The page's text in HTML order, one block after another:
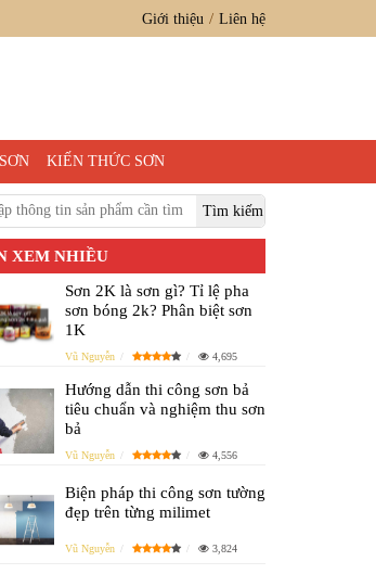
Giới thiệu Liên hệ
KIẾN THỨC SƠN
XEM NHIỀU
Sơn 2K là sơn gì? Tỉ lệ pha
sơn bóng 2k? Phân biệt sơn
1K
Vũ Nguyễn 4,695
Hướng dẫn thi công sơn bả
tiêu chuẩn và nghiệm thu sơn
bả
Vũ Nguyễn 4,556
Biện pháp thi công sơn tường
đẹp trên từng milimet
Vũ Nguyễn 3,824